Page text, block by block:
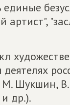
единые
артист",
Шукшин,
др.).